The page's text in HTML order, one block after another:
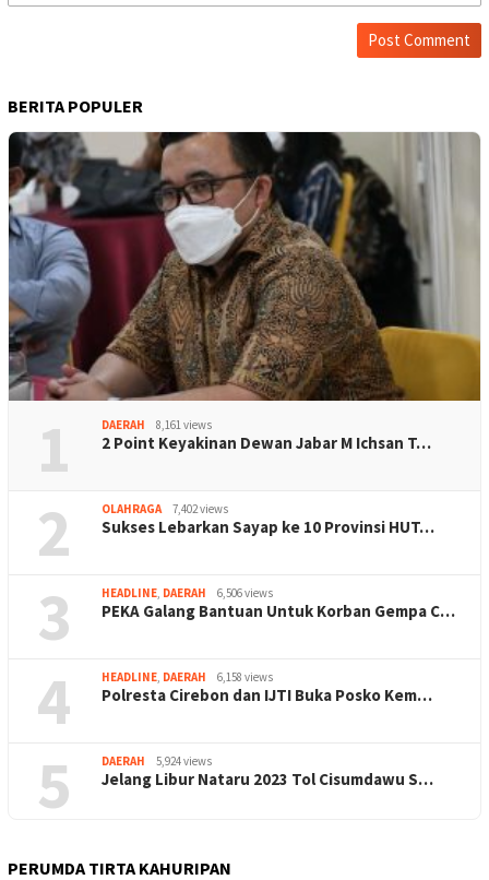
BERITA POPULER
1 DAERAH 8,161 views
2 Point Keyakinan Dewan Jabar M Ichsan T…
2 OLAHRAGA 7,402 views
Sukses Lebarkan Sayap ke 10 Provinsi HUT…
3 HEADLINE, DAERAH 6,506 views
PEKA Galang Bantuan Untuk Korban Gempa C…
4 HEADLINE, DAERAH 6,158 views
Polresta Cirebon dan IJTI Buka Posko Kem…
5 DAERAH 5,924 views
Jelang Libur Nataru 2023 Tol Cisumdawu S…
PERUMDA TIRTA KAHURIPAN